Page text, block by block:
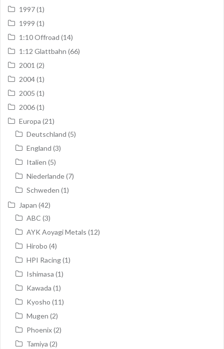
1997(1)
1999 (1)
1:10 Offroad (14)
1:12 Glattbahn (66)
2001 (2)
2004(1)
2005 (1)
2006(1)
Europa (21)
Deutschland (5)
England (3)
Italien (5)
Niederlande(7)
Schweden (1)
Japan (42)
ABC (3)
AYK Aoyagi Metals (12)
Hirobo (4)
HPI Racing(1)
Ishimasa (1)
Kawada (1)
Kyosho (11)
Mugen (2)
Phoenix(2)
Tamiya (2)